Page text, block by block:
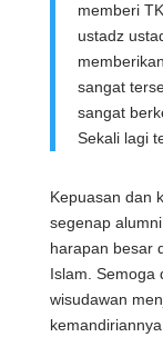
memberi
ustadz
sangat
sangat
Sekali lagi
Kepuasan dan
segenap
harapan besar
Islam. Semoga
wisudawan